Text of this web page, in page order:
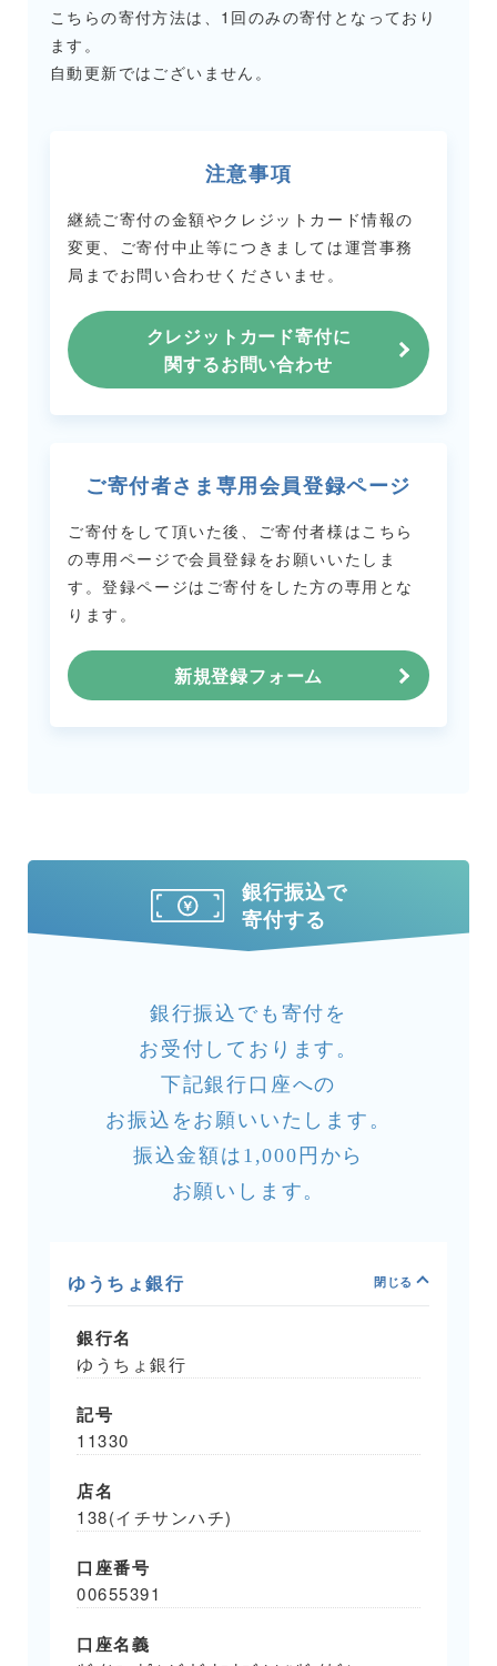
こちらの寄付方法は、1回のみの寄付となっており
ます。
自動更新ではございません。
注意事項
継続ご寄付の金額やクレジットカード情報の
変更、ご寄付中止等につきましては運営事務
局までお問い合わせくださいませ。
クレジットカード寄付に
関するお問い合わせ
ご寄付者さま専用会員登録ページ
ご寄付をして頂いた後、ご寄付者様はこちら
の専用ページで会員登録をお願いいたしま
す。登録ページはご寄付をした方の専用とな
ります。
新規登録フォーム
銀行振込で
寄付する
銀行振込でも寄付を
お受付しております。
下記銀行口座への
お振込をお願いいたします。
振込金額は1,000円から
お願いします。
ゆうちょ銀行
銀行名
ゆうちょ銀行
記号
11330
店名
138(イチサンハチ)
口座番号
00655391
口座名義